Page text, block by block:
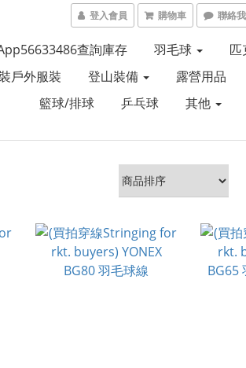
登入會員 購物車 聯絡
查詢庫存 羽毛球 匹
戶外服裝 登山裝備 露營用品
籃球/排球
乒乓球 其他